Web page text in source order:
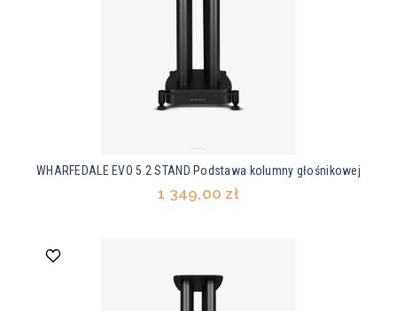
WHARFEDALE EVO 5.2 STAND Podstawa kolumny głośnikowej
1 349,00 zł